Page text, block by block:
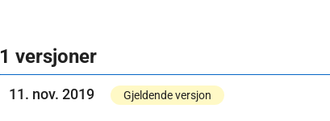
1 versjoner
11. nov. 2019 Gjeldende versjon